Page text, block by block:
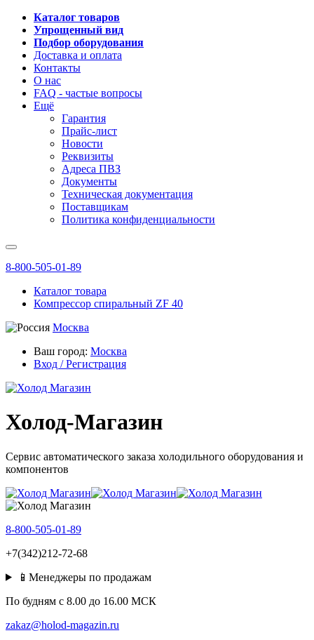
Каталог товаров
Упрощенный вид
Подбор оборудования
Доставка и оплата
Контакты
О нас
FAQ - частые вопросы
Ещё
Гарантия
Прайс-лист
Новости
Реквизиты
Адреса ПВЗ
Документы
Техническая документация
Поставщикам
Политика конфиденциальности
8-800-505-01-89
Каталог товара
Компрессор спиральный ZF 40
Москва
Ваш город: Москва
Вход / Регистрация
Холод-Магазин
Сервис автоматического заказа холодильного оборудования и
компонентов
8-800-505-01-89
+7(342)212-72-68
📱Менеджеры по продажам
По будням c 8.00 до 16.00 МСК
zakaz@holod-magazin.ru